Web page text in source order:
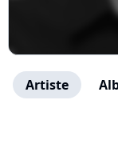
Artiste